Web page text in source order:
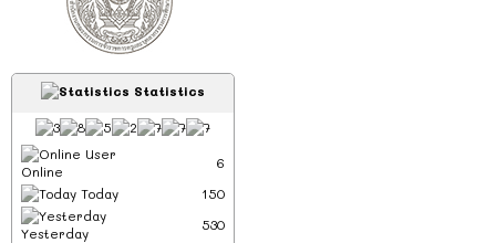
Statistics
User
Online
6
Today
150
Yesterday
530